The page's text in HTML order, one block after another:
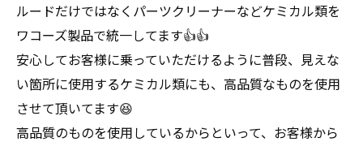
ルードだけではなくパーツクリーナーなどケミカル類を
ワコーズ製品で統一してます👍👍
安心してお客様に乗っていただけるように普段、見えな
い箇所に使用するケミカル類にも、高品質なものを使用
させて頂いてます😆
高品質のものを使用しているからといって、お客様から